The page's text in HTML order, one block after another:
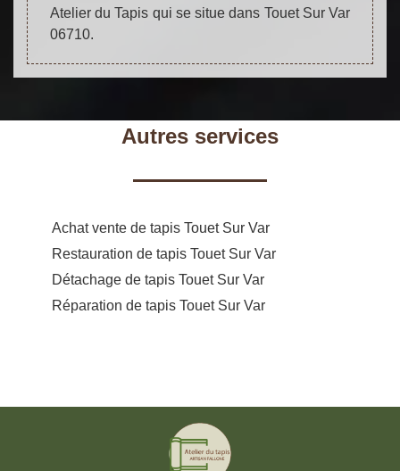
Atelier du Tapis qui se situe dans Touet Sur Var
06710.
Autres services
Achat vente de tapis Touet Sur Var
Restauration de tapis Touet Sur Var
Détachage de tapis Touet Sur Var
Réparation de tapis Touet Sur Var